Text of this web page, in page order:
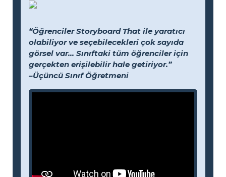
“Öğrenciler Storyboard That ile yaratıcı
olabiliyor ve seçebilecekleri çok sayıda
görsel var... Sınıftaki tüm öğrenciler için
gerçekten erişilebilir hale getiriyor.”
–Üçüncü Sınıf Öğretmeni